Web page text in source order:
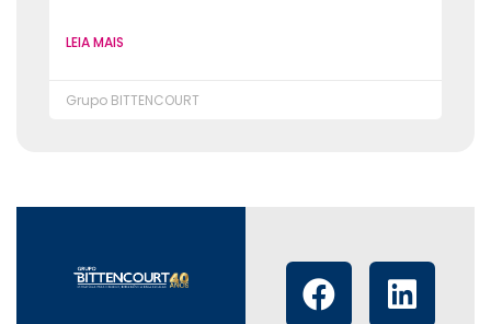
LEIA MAIS
Grupo BITTENCOURT